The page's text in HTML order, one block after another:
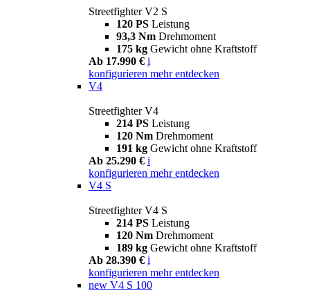
Streetfighter V2 S
120 PS Leistung
93,3 Nm Drehmoment
175 kg Gewicht ohne Kraftstoff
Ab 17.990 € i
konfigurieren mehr entdecken
V4
Streetfighter V4
214 PS Leistung
120 Nm Drehmoment
191 kg Gewicht ohne Kraftstoff
Ab 25.290 € i
konfigurieren mehr entdecken
V4 S
Streetfighter V4 S
214 PS Leistung
120 Nm Drehmoment
189 kg Gewicht ohne Kraftstoff
Ab 28.390 € i
konfigurieren mehr entdecken
new V4 S 100